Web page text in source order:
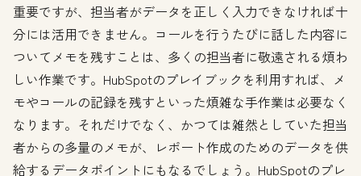
重要ですが、担当者がデータを正しく入力できなければ十
分には活用できません。コールを行うたびに話した内容に
ついてメモを残すことは、多くの担当者に敬遠される煩わ
しい作業です。HubSpotのプレイブックを利用すれば、メ
モやコールの記録を残すといった煩雑な手作業は必要なく
なります。それだけでなく、かつては雑然としていた担当
者からの多量のメモが、レポート作成のためのデータを供
給するデータポイントにもなるでしょう。HubSpotのプレ